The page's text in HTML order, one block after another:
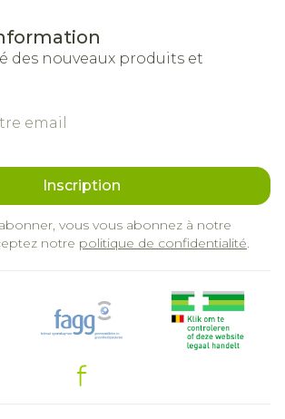
des nouveaux produits et
Inscription
vous vous abonnez à notre
notre politique de confidentialité.